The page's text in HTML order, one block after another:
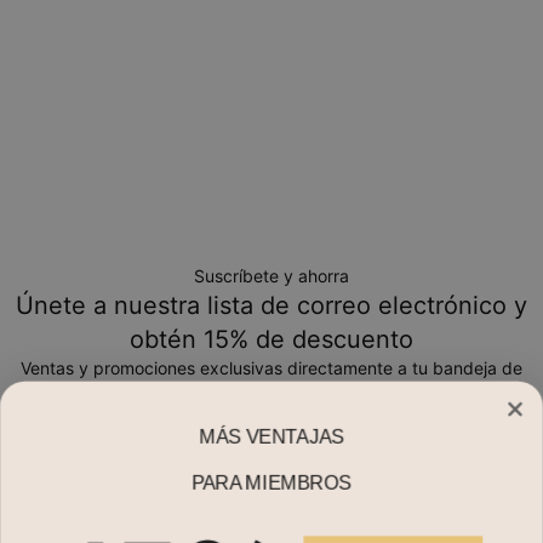
Suscríbete y ahorra
Únete a nuestra lista de correo electrónico y
obtén 15% de descuento
Ventas y promociones exclusivas directamente a tu bandeja de
MÁS VENTAJAS
PARA MIEMBROS